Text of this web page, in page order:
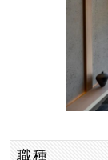
職種